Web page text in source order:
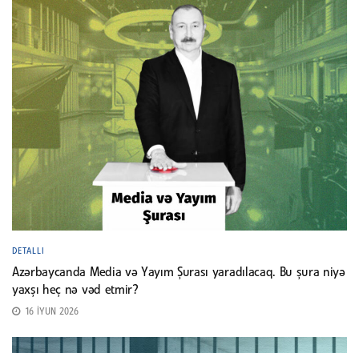
DETALLI
Azərbaycanda Media və Yayım Şurası yaradılacaq. Bu şura niyə
yaxşı heç nə vəd etmir?
16 İYUN 2026